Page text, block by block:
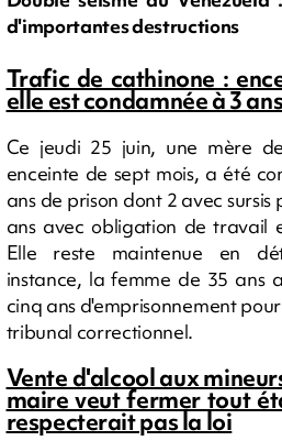
d'importantes destructions
Trafic de cathinone :
elle est condamnée à 3
Ce jeudi 25 juin, une mère
enceinte de sept mois, a été
ans de prison dont 2 avec
ans avec obligation de travail
Elle reste maintenue en
instance, la femme de 35 ans
cinq ans d'emprisonnement
tribunal correctionnel.
Vente d'alcool aux
maire veut fermer tout
respecterait pas la loi